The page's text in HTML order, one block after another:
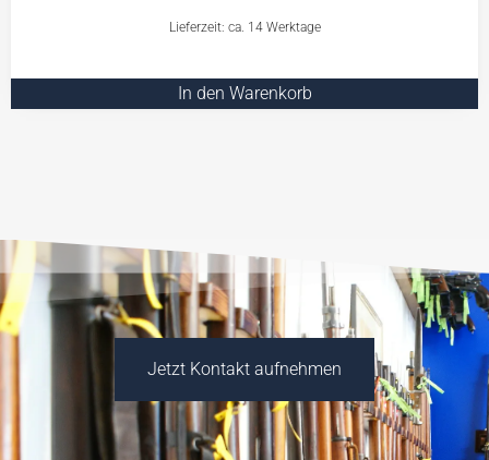
Lieferzeit: ca. 14 Werktage
In den Warenkorb
Jetzt Kontakt aufnehmen